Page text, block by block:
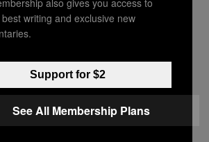
ist ja die, die verlieren
deine Ansichten
writing and exclusive new
Support for $2
See All Membership Plans